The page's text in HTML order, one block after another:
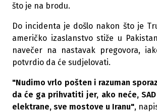
što je na brodu.
Do incidenta je došlo nakon što je
američko izaslanstvo stiže u
navečer na nastavak pregovora,
potvrdio da će sudjelovati.
"Nudimo vrlo pošten i razuman
da će ga prihvatiti jer, ako neće,
elektrane, sve mostove u Iranu",